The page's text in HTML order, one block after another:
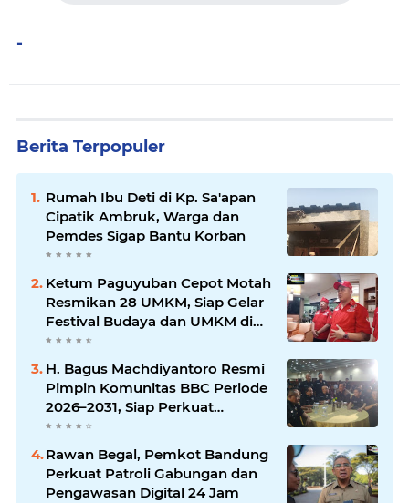
-
Berita Terpopuler
Rumah Ibu Deti di Kp. Sa'apan
Cipatik Ambruk, Warga dan
Pemdes Sigap Bantu Korban
Ketum Paguyuban Cepot Motah
Resmikan 28 UMKM, Siap Gelar
Festival Budaya dan UMKM di
Jalan Braga
H. Bagus Machdiyantoro Resmi
Pimpin Komunitas BBC Periode
2026–2031, Siap Perkuat
Solidaritas dan Hadirkan
Program Nyata untuk
Masyarakat
Rawan Begal, Pemkot Bandung
Perkuat Patroli Gabungan dan
Pengawasan Digital 24 Jam